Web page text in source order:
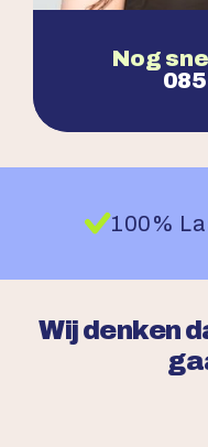
Nog
100%
Wij denken